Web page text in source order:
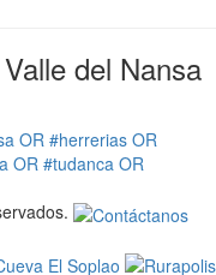
del Nansa
OR #herrerias OR
OR #tudanca OR